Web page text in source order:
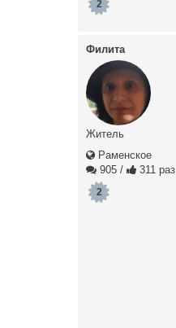
2
Филита
Житель
Раменское
905 / 311 раз
2